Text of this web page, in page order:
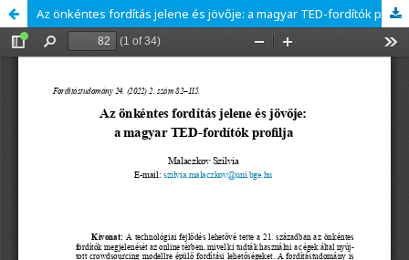
Az önkéntes fordítás jelene és jövője: a magyar TED-fordítók profilja